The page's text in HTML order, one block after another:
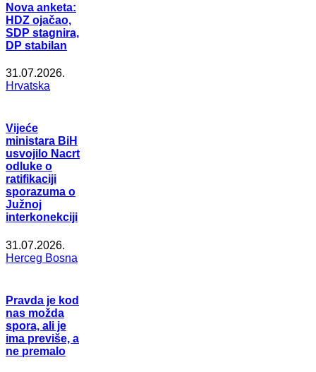
Nova anketa:
HDZ ojačao,
SDP stagnira,
DP stabilan
31.07.2026.
Hrvatska
Vijeće
ministara BiH
usvojilo Nacrt
odluke o
ratifikaciji
sporazuma o
Južnoj
interkonekciji
31.07.2026.
Herceg Bosna
Pravda je kod
nas možda
spora, ali je
ima previše, a
ne premalo